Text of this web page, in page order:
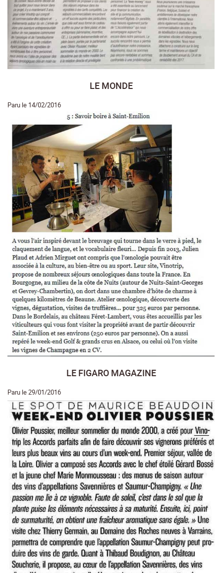
LE MONDE
Paru le 14/02/2016
LE FIGARO MAGAZINE
Paru le 29/01/2016